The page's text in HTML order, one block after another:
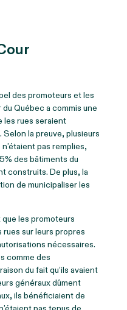
des promoteurs et les
Québec a commis une
les rues seraient
la preuve, plusieurs
pas remplies,
des bâtiments du
construits. De plus, la
de municipaliser les
les promoteurs
sur leurs propres
nécessaires.
comme des
du fait qu’ils avaient
généraux dûment
ils bénéficiaient de